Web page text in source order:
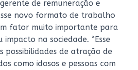
de remuneração e
novo formato de trabalho
fator muito importante para
impacto na sociedade. “Esse
possibilidades de atração de
como idosos e pessoas com